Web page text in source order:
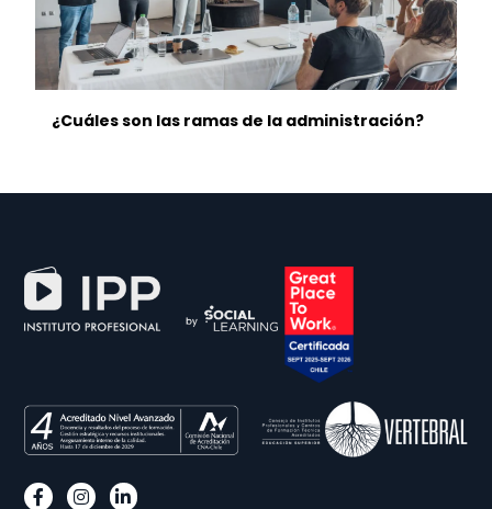
¿Cuáles son las ramas de la administración?